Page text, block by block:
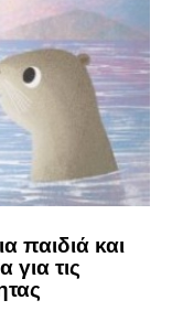
παιδιά και
για τις